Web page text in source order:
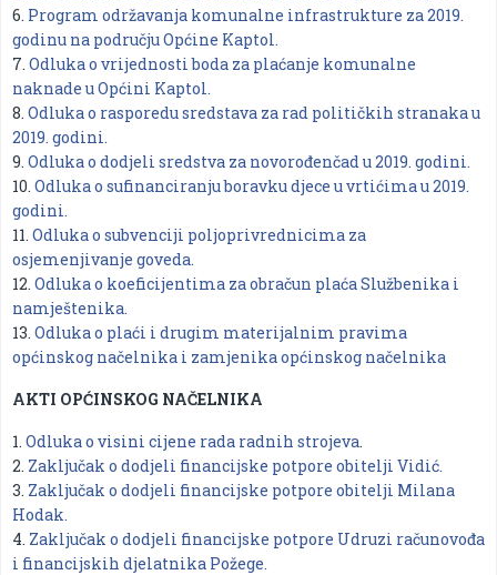
6. Program održavanja komunalne infrastrukture za 2019.
godinu na području Općine Kaptol.
7. Odluka o vrijednosti boda za plaćanje komunalne
naknade u Općini Kaptol.
8. Odluka o rasporedu sredstava za rad političkih stranaka u
2019. godini.
9. Odluka o dodjeli sredstva za novorođenčad u 2019. godini.
10. Odluka o sufinanciranju boravku djece u vrtićima u 2019.
godini.
11. Odluka o subvenciji poljoprivrednicima za
osjemenjivanje goveda.
12. Odluka o koeficijentima za obračun plaća Službenika i
namještenika.
13. Odluka o plaći i drugim materijalnim pravima
općinskog načelnika i zamjenika općinskog načelnika
AKTI OPĆINSKOG NAČELNIKA
1. Odluka o visini cijene rada radnih strojeva.
2. Zaključak o dodjeli financijske potpore obitelji Vidić.
3. Zaključak o dodjeli financijske potpore obitelji Milana
Hodak.
4. Zaključak o dodjeli financijske potpore Udruzi računovođa
i financijskih djelatnika Požege.